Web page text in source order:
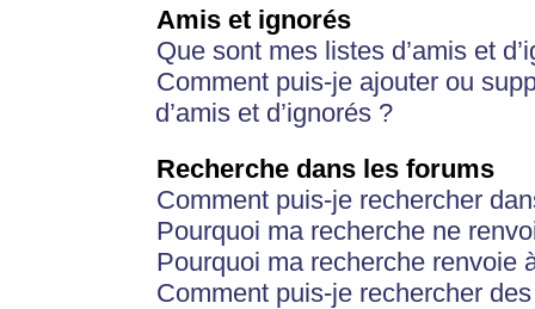
Amis et ignorés
Que sont mes listes d’amis et
Comment puis-je ajouter ou
d’amis et d’ignorés ?
Recherche dans les forums
Comment puis-je rechercher
Pourquoi ma recherche ne
Pourquoi ma recherche renvoie
Comment puis-je rechercher